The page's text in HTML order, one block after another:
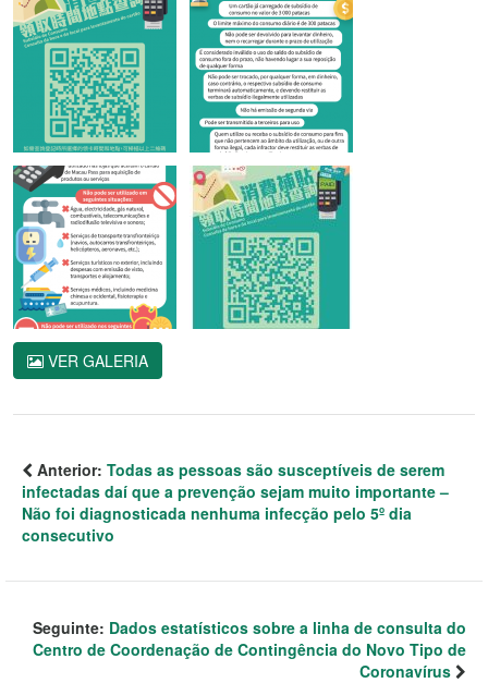
VER GALERIA
Anterior: Todas as pessoas são susceptíveis de serem
infectadas daí que a prevenção sejam muito importante –
Não foi diagnosticada nenhuma infecção pelo 5º dia
consecutivo
Seguinte: Dados estatísticos sobre a linha de consulta do
Centro de Coordenação de Contingência do Novo Tipo de
Coronavírus